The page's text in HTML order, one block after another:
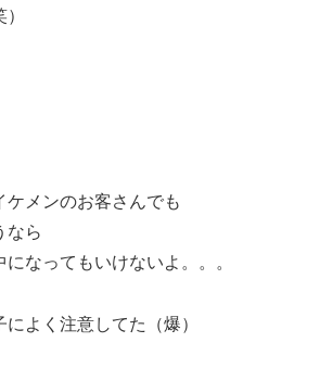
メンのお客さんでも
なら
なってもいけないよ。。。
よく注意してた（爆）